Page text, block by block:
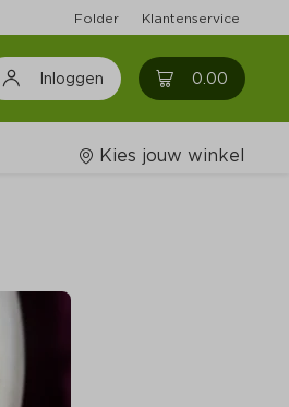
Folder Klantenservice
Inloggen 0.00 0
Kies jouw winkel